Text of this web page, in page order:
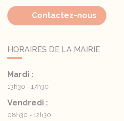
Contactez-nous
HORAIRES DE LA MAIRIE
Mardi :
13h30 - 17h30
Vendredi :
08h30 - 12h30